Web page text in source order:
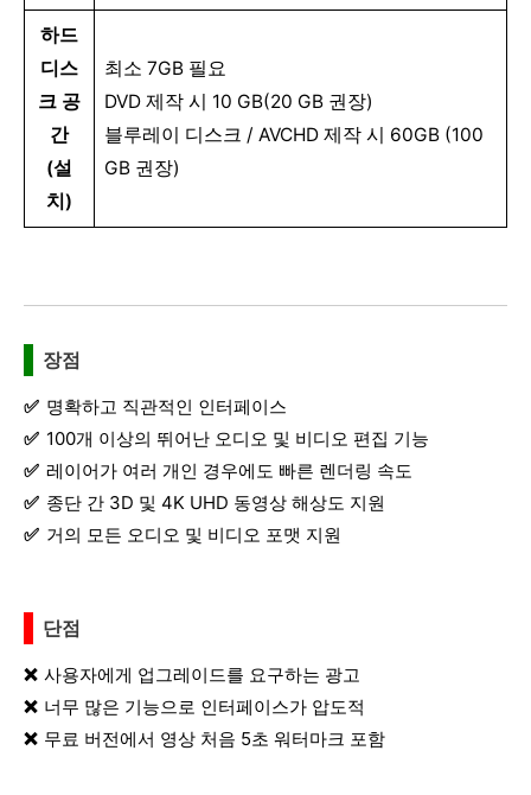
하드
디스
크 공
간
(설
치)
최소 7GB 필요
DVD 제작 시 10 GB(20 GB 권장)
블루레이 디스크 / AVCHD 제작 시 60GB (100
GB 권장)
장점
명확하고 직관적인 인터페이스
100개 이상의 뛰어난 오디오 및 비디오 편집 기능
레이어가 여러 개인 경우에도 빠른 렌더링 속도
종단 간 3D 및 4K UHD 동영상 해상도 지원
거의 모든 오디오 및 비디오 포맷 지원
단점
사용자에게 업그레이드를 요구하는 광고
너무 많은 기능으로 인터페이스가 압도적
무료 버전에서 영상 처음 5초 워터마크 포함